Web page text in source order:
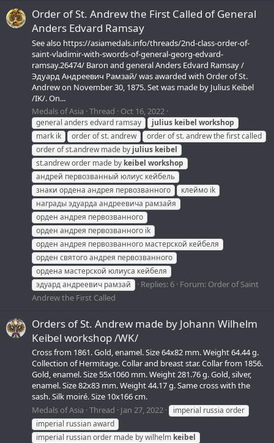
Order of St. Andrew the First Called of General
Anders Edvard Ramsay
See also https://asiamedals.info/threads/2nd-class-order-of-
saint-vladimir-with-swords-of-general-georg-edvard-
ramsay.26474/ Baron and general Anders Edvard Ramsay /
Эдуард Андреевич Рамзай/ was awarded with Order of St.
Andrew on November 30, 1875. Set was made by Julius Keibel
/IK/. On...
Medals of Asia Thread Oct 16, 2022
general anders edvard ramsay julius keibel workshop
mark ik
order of st. andrew
order of st. andrew the first called
order of st.andrew made by julius keibel
st.andrew order made by keibel workshop
андрей первозванный юлиус кейбель
знаки ордена андрея первозванного
клеймо ik
награды эдуарда андреевича рамзайя
орден андрея первозванного
орден андрея первозванного ik
орден андрея первозванного мастерской кейбеля
орден святого андрея первозванного
ордена мастерской юлиуса кейбеля
эдуард андреевич рамзай
Replies: 6 Forum: Order of Saint
Andrew the First Called
Orders of St. Andrew made by Johann Wilhelm
Keibel workshop /WK/
Cross from 1861. Gold, enamel. Size 64x82 mm. Weight 64.44 g.
Collection of Hermitage. Collar and breast star. Collar from 1856.
Gold, enamel. Size 55x1060 mm. Weight 281.76 g. Gold, silver,
enamel. Size 82x83 mm. Weight 44.17 g. Same cross with the
sash. Silk moiré. Size 10x166 cm.
Medals of Asia Thread Jan 27, 2022
imperial russia order
imperial russian award
imperial russian order made by wilhelm keibel